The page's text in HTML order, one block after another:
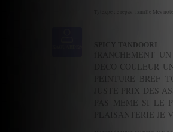
Tytexpe de repas: famille Mes
SPICY TANDOORI
fRANCHEMENT
DECO COULEUR
PEINTURE BREF
JUSTE PRIX DES
PAS MEME SI LE
PLAISANTERIE